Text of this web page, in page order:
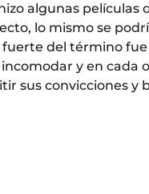
algunas películas
lo mismo se
del término
y en cada
sus convicciones y